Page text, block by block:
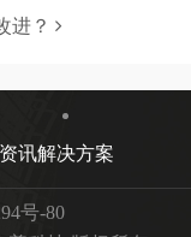
进？
讯解决方案
号-80